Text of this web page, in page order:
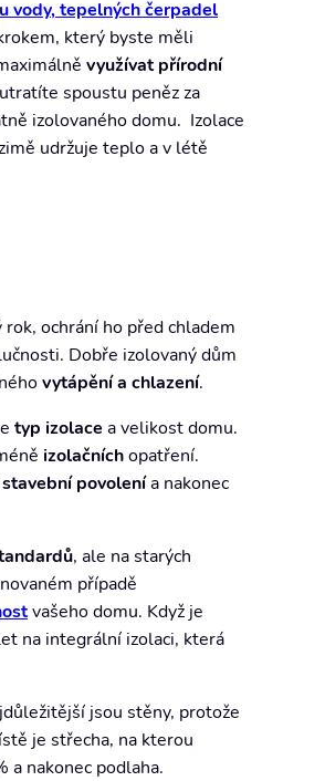
vody, tepelných čerpadel
který byste měli
využívat přírodní
spoustu peněz za
izolovaného domu. Izolace
udržuje teplo a v létě
ochrání ho před chladem
Dobře izolovaný dům
vytápění a chlazení.
typ izolace a velikost domu.
izolačníchopatření.
stavební povolenía nakonec
, ale na starých
případě
vašeho domu. Když je
na integrální izolaci, která
jsou stěny, protože
je střecha, na kterou
a nakonec podlaha.